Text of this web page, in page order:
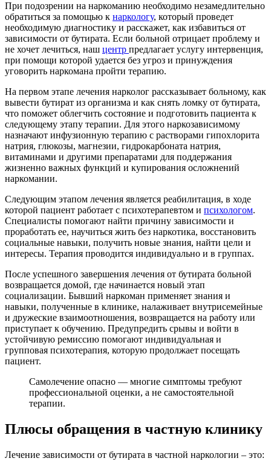
При подозрении на наркоманию необходимо незамедлительно
обратиться за помощью к наркологу, который проведет
необходимую диагностику и расскажет, как избавиться от
зависимости от бутирата. Если больной отрицает проблему и
не хочет лечиться, наш центр предлагает услугу интервенция,
при помощи которой удается без угроз и принуждения
уговорить наркомана пройти терапию.
На первом этапе лечения нарколог рассказывает больному, как
вывести бутират из организма и как снять ломку от бутирата,
что поможет облегчить состояние и подготовить пациента к
следующему этапу терапии. Для этого наркозависимому
назначают инфузионную терапию с растворами гипохлорита
натрия, глюкозы, магнезии, гидрокарбоната натрия,
витаминами и другими препаратами для поддержания
жизненно важных функций и купирования осложнений
наркомании.
Следующим этапом лечения является реабилитация, в ходе
которой пациент работает с психотерапевтом и психологом.
Специалисты помогают найти причину зависимости и
проработать ее, научиться жить без наркотика, восстановить
социальные навыки, получить новые знания, найти цели и
интересы. Терапия проводится индивидуально и в группах.
После успешного завершения лечения от бутирата больной
возвращается домой, где начинается новый этап
социализации. Бывший наркоман применяет знания и
навыки, полученные в клинике, налаживает внутрисемейные
и дружеские взаимоотношения, возвращается на работу или
приступает к обучению. Предупредить срывы и войти в
устойчивую ремиссию помогают индивидуальная и
групповая психотерапия, которую продолжает посещать
пациент.
Самолечение опасно — многие симптомы требуют
профессиональной оценки, а не самостоятельной
терапии.
Плюсы обращения в частную клинику
Лечение зависимости от бутирата в частной наркологии – это: